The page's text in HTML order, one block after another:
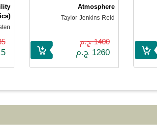
Atmosphere
Taylor Jenkins Reid
1400 ج.م
1260 ج.م